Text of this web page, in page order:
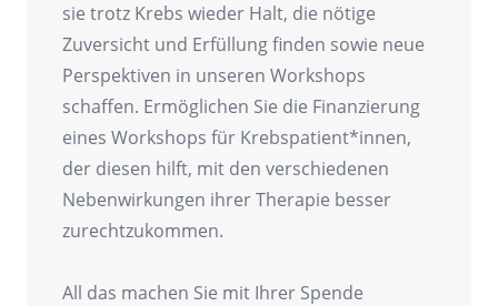
sie trotz Krebs wieder Halt, die nötige
Zuversicht und Erfüllung finden sowie neue
Perspektiven in unseren Workshops
schaffen. Ermöglichen Sie die Finanzierung
eines Workshops für Krebspatient*innen,
der diesen hilft, mit den verschiedenen
Nebenwirkungen ihrer Therapie besser
zurechtzukommen.
All das machen Sie mit Ihrer Spende